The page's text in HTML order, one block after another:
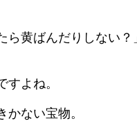
ら黄ばんだりしない
よね。
ない宝物。